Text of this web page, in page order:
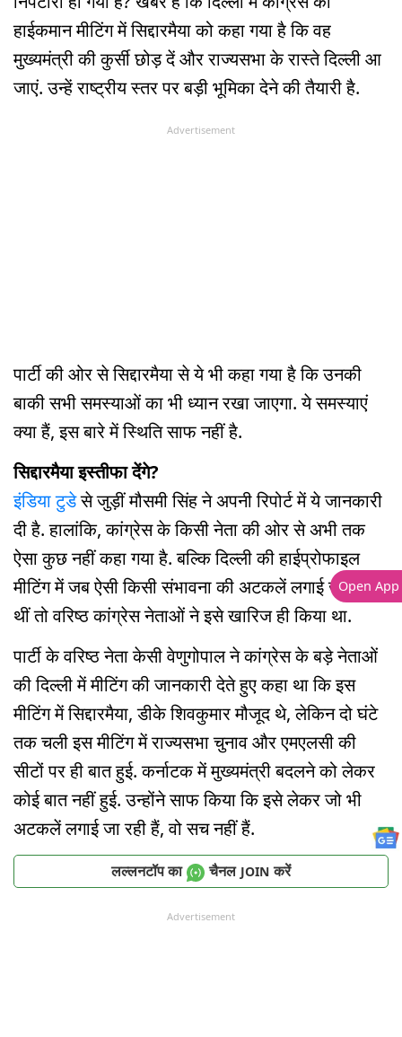
हाईकमान मीटिंग में सिद्दारमैया को कहा गया है कि वह
मुख्यमंत्री की कुर्सी छोड़ दें और राज्यसभा के रास्ते दिल्ली आ
जाएं. उन्हें राष्ट्रीय स्तर पर बड़ी भूमिका देने की तैयारी है.
Advertisement
पार्टी की ओर से सिद्दारमैया से ये भी कहा गया है कि उनकी
बाकी सभी समस्याओं का भी ध्यान रखा जाएगा. ये समस्याएं
क्या हैं, इस बारे में स्थिति साफ नहीं है.
सिद्दारमैया इस्तीफा देंगे?
इंडिया टुडेसे जुड़ीं मौसमी सिंह ने अपनी रिपोर्ट में ये जानकारी
दी है. हालांकि, कांग्रेस के किसी नेता की ओर से अभी तक
ऐसा कुछ नहीं कहा गया है. बल्कि दिल्ली की हाईप्रोफाइल
मीटिंग में जब ऐसी किसी संभावना की अटकलें लगाई जा रही
थीं तो वरिष्ठ कांग्रेस नेताओं ने इसे खारिज ही किया था.
पार्टी के वरिष्ठ नेता केसी वेणुगोपाल ने कांग्रेस के बड़े नेताओं
की दिल्ली में मीटिंग की जानकारी देते हुए कहा था कि इस
मीटिंग में सिद्दारमैया, डीके शिवकुमार मौजूद थे, लेकिन दो घंटे
तक चली इस मीटिंग में राज्यसभा चुनाव और एमएलसी की
सीटों पर ही बात हुई. कर्नाटक में मुख्यमंत्री बदलने को लेकर
कोई बात नहीं हुई. उन्होंने साफ किया कि इसे लेकर जो भी
अटकलें लगाई जा रही हैं, वो सच नहीं हैं.
लल्लनटॉप का चैनल JOIN करें
Advertisement
Open App